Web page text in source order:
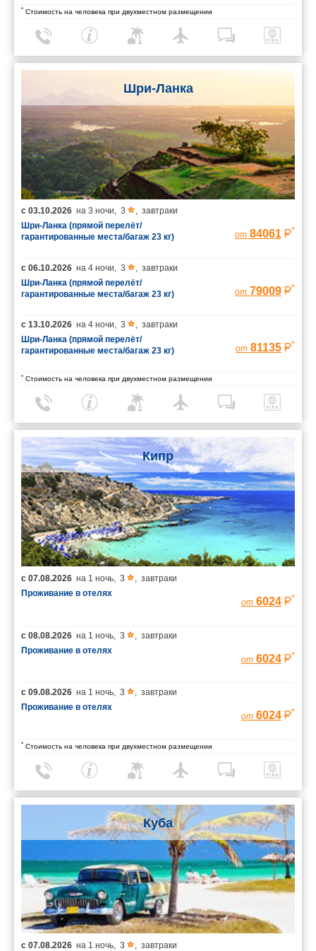
* Стоимость на человека при двухместном размещении
Шри-Ланка
с 03.10.2026 на 3 ночи, 3 , завтраки
Шри-Ланка (прямой перелёт/
гарантированные места/багаж 23 кг)
от 84061 *
с 06.10.2026 на 4 ночи, 3 , завтраки
Шри-Ланка (прямой перелёт/
гарантированные места/багаж 23 кг)
от 79009 *
с 13.10.2026 на 4 ночи, 3 , завтраки
Шри-Ланка (прямой перелёт/
гарантированные места/багаж 23 кг)
от 81135 *
* Стоимость на человека при двухместном размещении
Кипр
с 07.08.2026 на 1 ночь 3
завтраки
Проживание в отелях
от 6024 *
с 08.08.2026 на 1 ночь 3
завтраки
Проживание в отелях
от 6024 *
с 09.08.2026 на 1 ночь 3
завтраки
Проживание в отелях
от 6024 *
* Стоимость на человека при двухместном размещении
Куба
с 07.08.2026 на 1 ночь 3
завтраки